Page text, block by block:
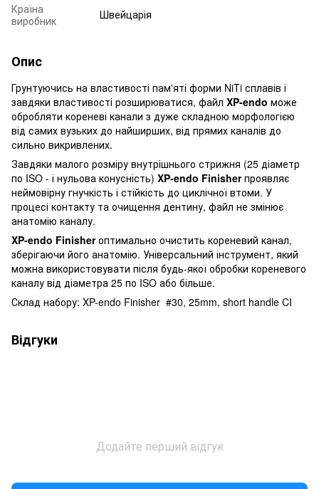
Країна
виробник
Швейцарія
Опис
Грунтуючись на властивості пам'яті форми NiTi сплавів і
завдяки властивості розширюватися, файл XP-endo може
обробляти кореневі канали з дуже складною морфологією
від самих вузьких до найширших, від прямих каналів до
сильно викривлених.
Завдяки малого розміру внутрішнього стрижня (25 діаметр
по ISO - і нульова конусність) XP-endo Finisherпроявляє
неймовірну гнучкість і стійкість до циклічної втоми. У
процесі контакту та очищення дентину, файл не змінює
анатомію каналу.
XP-endo Finisherоптимально очистить кореневий канал,
зберігаючи його анатомію. Універсальний інструмент, який
можна використовувати після будь-якої обробки кореневого
каналу від діаметра 25 по ISO або більше.
Склад набору: XP-endo Finisher #30, 25mm, short handle CI
Відгуки
Додайте перший відгук